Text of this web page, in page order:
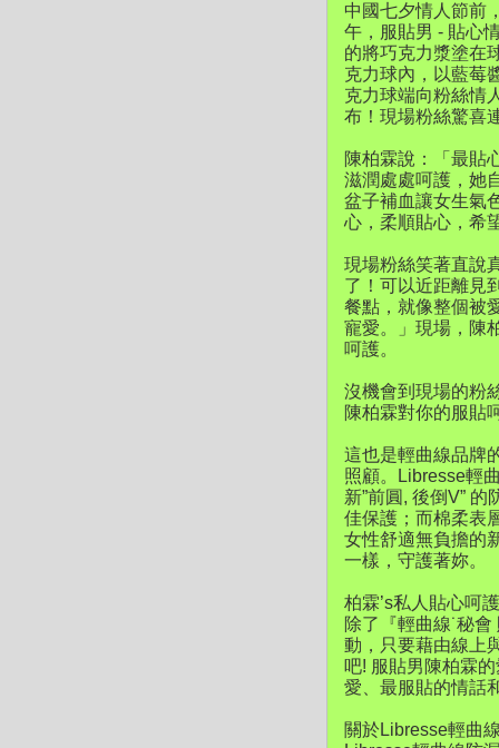
中國七夕情人節前
午，服貼男 - 貼心
的將巧克力漿塗在
克力球內，以藍莓
克力球端向粉絲情
布！現場粉絲驚喜
陳柏霖說：「最貼
滋潤處處呵護，她
盆子補血讓女生氣
心，柔順貼心，希
現場粉絲笑著直說
了！可以近距離見
餐點，就像整個被
寵愛。」現場，陳
呵護。
沒機會到現場的粉
陳柏霖對你的服貼
這也是輕曲線品牌
照顧。Libresse輕
新”前圓, 後倒V”
佳保護；而棉柔表
女性舒適無負擔的
一樣，守護著妳。
柏霖’s私人貼心呵
除了『輕曲線˙秘
動，只要藉由線上
吧! 服貼男陳柏霖
愛、最服貼的情話
關於Libresse輕曲